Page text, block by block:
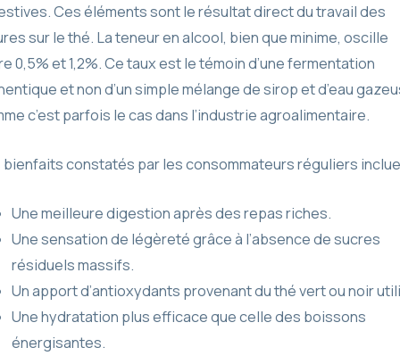
Ces éléments sont le résultat direct du travail des
sur le thé. La teneur en alcool, bien que minime, oscille
0,5% et 1,2%. Ce taux est le témoin d’une fermentation
et non d’un simple mélange de sirop et d’eau
c’est parfois le cas dans l’industrie agroalimentaire.
bienfaits constatés par les consommateurs réguliers
Une meilleure digestion après des repas riches.
Une sensation de légèreté grâce à l’absence de sucres
résiduels massifs.
Un apport d’antioxydants provenant du thé vert ou noir
Une hydratation plus efficace que celle des boissons
énergisantes.